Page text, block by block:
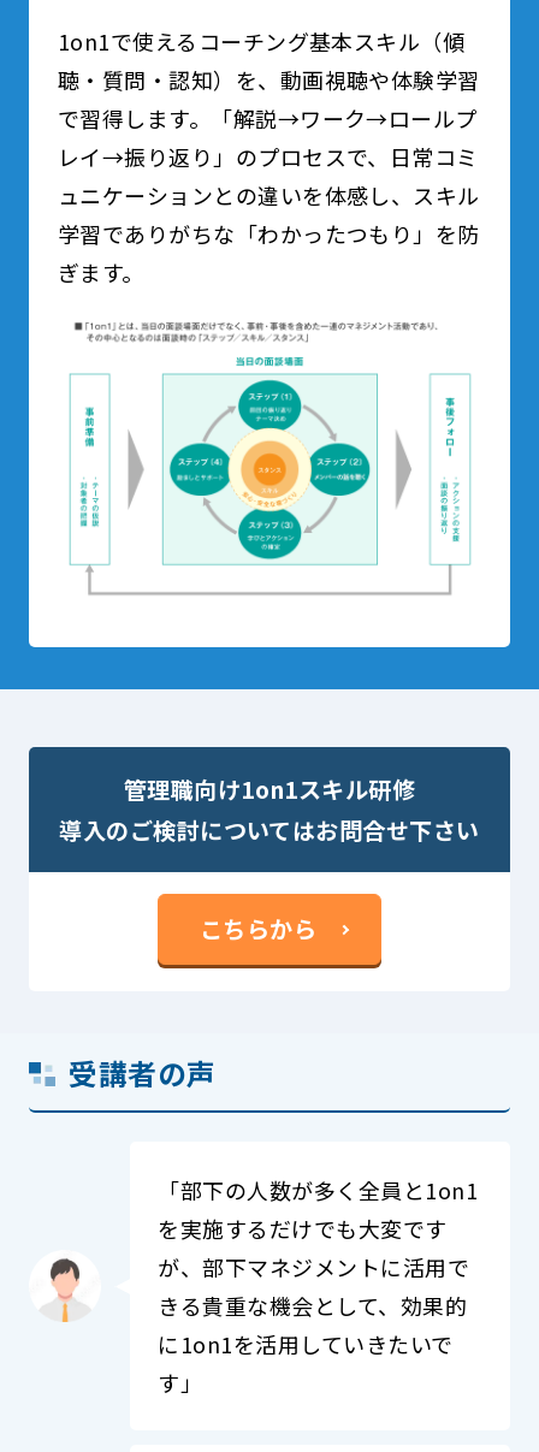
1on1で使えるコーチング基本スキル（傾
聴・質問・認知）を、動画視聴や体験学習
で習得します。「解説→ワーク→ロールプ
レイ→振り返り」のプロセスで、日常コミ
ュニケーションとの違いを体感し、スキル
学習でありがちな「わかったつもり」を防
ぎます。
管理職向け1on1スキル研修
導入のご検討についてはお問合せ下さい
こちらから
受講者の声
「部下の人数が多く全員と1on1
を実施するだけでも大変です
が、部下マネジメントに活用で
きる貴重な機会として、効果的
に1on1を活用していきたいで
す」